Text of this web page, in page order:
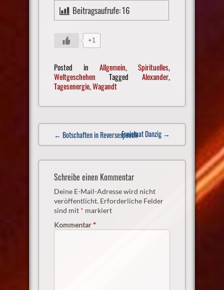
Beitragsaufrufe:16
+1
Posted inAllgemein,Spirituelles,
Weltgeschehen TaggedAlexander,
Tagesenergie,Wagandt
Post
navigation
← Botschaften in ReversespeechFreistaat Danzig →
Schreibe einen Kommentar
Deine E-Mail-Adresse wird nicht
veröffentlicht. Erforderliche Felder
sind mit * markiert
Kommentar*